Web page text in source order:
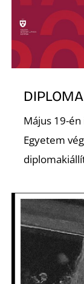
Május 19-
Egyetem